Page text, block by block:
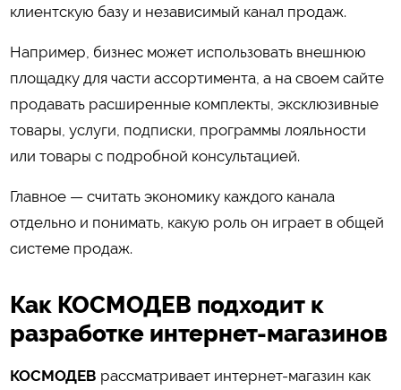
клиентскую базу и независимый канал продаж.
Например, бизнес может использовать внешнюю
площадку для части ассортимента, а на своем сайте
продавать расширенные комплекты, эксклюзивные
товары, услуги, подписки, программы лояльности
или товары с подробной консультацией.
Главное — считать экономику каждого канала
отдельно и понимать, какую роль он играет в общей
системе продаж.
Как КОСМОДЕВ подходит к
разработке интернет-магазинов
КОСМОДЕВ рассматривает интернет-магазин как